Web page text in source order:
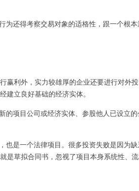
还得考察交易对象的适格性，跟一个根本
赢利外，实力较雄厚的企业还要进行对外
建立良好基础的经济实体。
项目公司或经济实体、参股他人已设立
也是一个法律项目。很多投资失败是因为
是草拟合同书，忽视了项目本身系统性、